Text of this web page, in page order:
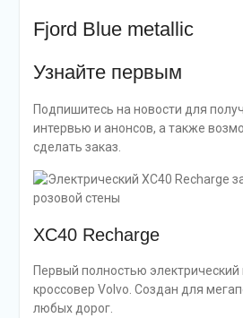
Fjord Blue metallic
Узнайте первым
Подпишитесь на новости для
интервью и анонсов, а также
сделать заказ.
XC40 Recharge
Первый полностью
кроссовер Volvo. Создан для
любых дорог.